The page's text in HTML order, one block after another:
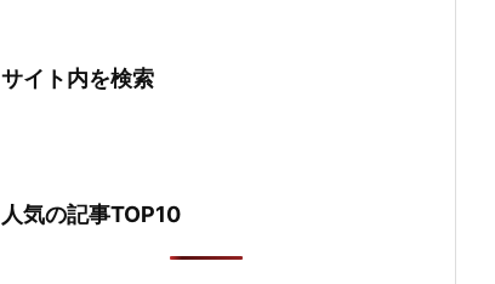
サイト内を検索
人気の記事TOP10